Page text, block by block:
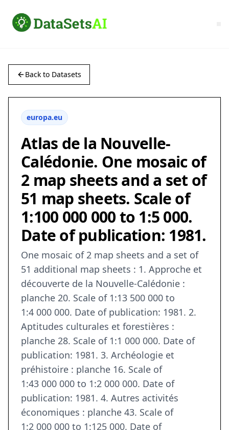
Back to Datasets
europa.eu
Atlas de la Nouvelle-
Calédonie. One mosaic of
2 map sheets and a set of
51 map sheets. Scale of
1:100 000 000 to 1:5 000.
Date of publication: 1981.
One mosaic of 2 map sheets and a set of
51 additional map sheets : 1. Approche et
découverte de la Nouvelle-Calédonie :
planche 20. Scale of 1:13 500 000 to
1:4 000 000. Date of publication: 1981. 2.
Aptitudes culturales et forestières :
planche 28. Scale of 1:1 000 000. Date of
publication: 1981. 3. Archéologie et
préhistoire : planche 16. Scale of
1:43 000 000 to 1:2 000 000. Date of
publication: 1981. 4. Autres activités
économiques : planche 43. Scale of
1:2 000 000 to 1:125 000. Date of